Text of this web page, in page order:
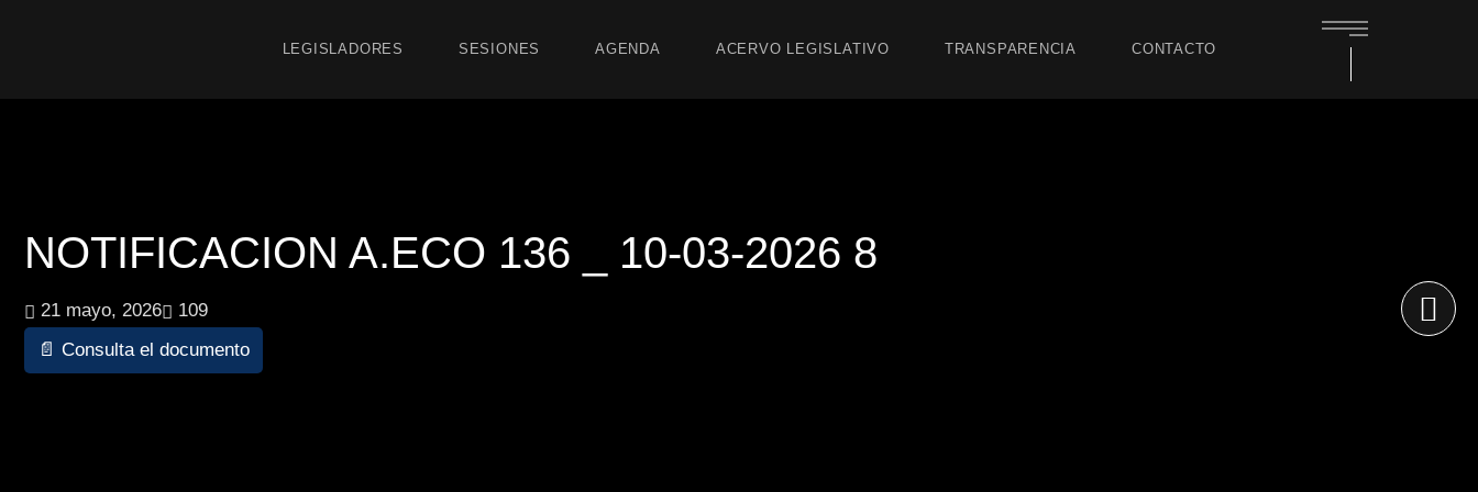
LEGISLADORES SESIONES AGENDA ACERVO LEGISLATIVO TRANSPARENCIA CONTACTO
NOTIFICACION A.ECO 136 _ 10-03-2026 8
21 mayo, 2026
109
📄 Consulta el documento